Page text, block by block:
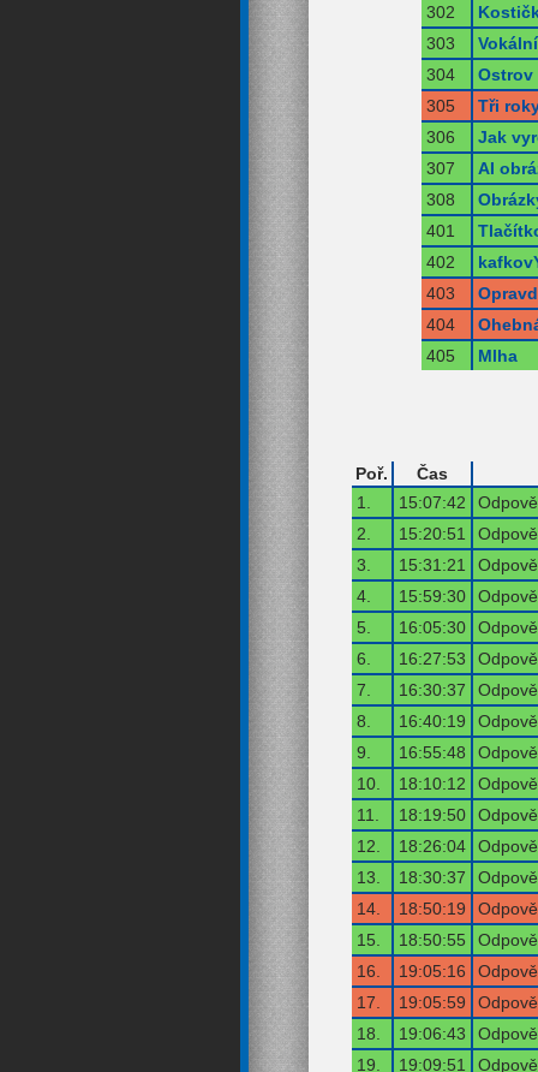
302
303
Vokální
304
Ostrov
305
Tři
306
Jak
307
AI
308
401
402
403
404
405
Mlha
Poř.
Čas
1.
15:07:42
2.
15:20:51
3.
15:31:21
4.
15:59:30
5.
16:05:30
6.
16:27:53
7.
16:30:37
8.
16:40:19
9.
16:55:48
10.
18:10:12
11.
18:19:50
12.
18:26:04
13.
18:30:37
14.
18:50:19
15.
18:50:55
16.
19:05:16
17.
19:05:59
18.
19:06:43
19.
19:09:51